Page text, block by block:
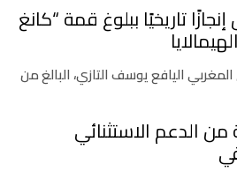
تاريخيًا ببلوغ قمة “كانغ
اليافع يوسف التازي، البالغ من
الدعم الاستثنائي